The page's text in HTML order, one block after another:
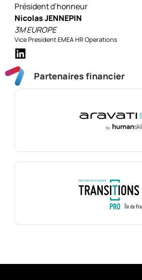
Président d’honneur
Nicolas JENNEPIN
3M EUROPE
Vice President EMEA HR Operations
Partenaires financier